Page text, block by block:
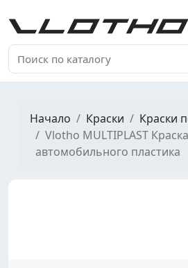
VLOTHO
Начало Краски
Краски
Vlotho MULTIPLAST
автомобильного пластика